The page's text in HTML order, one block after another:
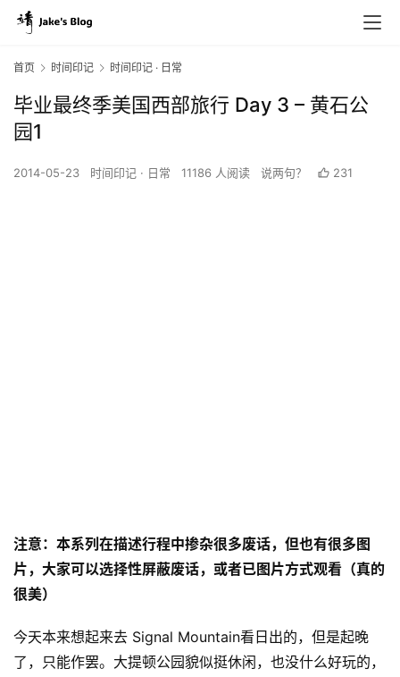
首页 时间印记 时间印记 · 日常
毕业最终季美国西部旅行 Day 3 – 黄石公
园1
2014-05-23 时间印记 · 日常 11186 人阅读 说两句？ 231
注意：本系列在描述行程中掺杂很多废话，但也有很多图
片，大家可以选择性屏蔽废话，或者已图片方式观看（真的
很美）
今天本来想起来去 Signal Mountain看日出的，但是起晚
了，只能作罢。大提顿公园貌似挺休闲，也没什么好玩的，